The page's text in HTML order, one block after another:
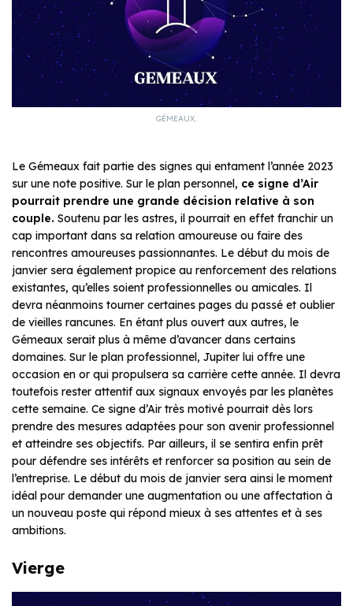
GÉMEAUX.
Le Gémeaux fait partie des signes qui entament l’année 2023
sur une note positive. Sur le plan personnel, ce signe d’Air
pourrait prendre une grande décision relative à son
couple. Soutenu par les astres, il pourrait en effet franchir un
cap important dans sa relation amoureuse ou faire des
rencontres amoureuses passionnantes. Le début du mois de
janvier sera également propice au renforcement des relations
existantes, qu’elles soient professionnelles ou amicales. Il
devra néanmoins tourner certaines pages du passé et oublier
de vieilles rancunes. En étant plus ouvert aux autres, le
Gémeaux serait plus à même d’avancer dans certains
domaines. Sur le plan professionnel, Jupiter lui offre une
occasion en or qui propulsera sa carrière cette année. Il devra
toutefois rester attentif aux signaux envoyés par les planètes
cette semaine. Ce signe d’Air très motivé pourrait dès lors
prendre des mesures adaptées pour son avenir professionnel
et atteindre ses objectifs. Par ailleurs, il se sentira enfin prêt
pour défendre ses intérêts et renforcer sa position au sein de
l’entreprise. Le début du mois de janvier sera ainsi le moment
idéal pour demander une augmentation ou une affectation à
un nouveau poste qui répond mieux à ses attentes et à ses
ambitions.
Vierge